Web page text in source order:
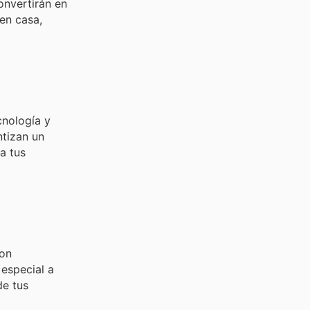
en
casa,
y
un
tus
a
tus